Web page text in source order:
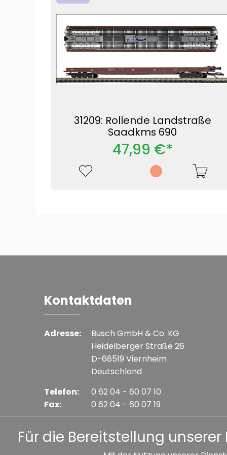
31209: Rollende Landstraße
Saadkms 690
47,99 €*
Kontaktdaten
Adresse:
Busch GmbH & Co. KG
Heidelberger Straße 26
D-68519 Viernheim
Deutschland
Telefon:
Fax:
0 62 04 - 60 07 10
0 62 04 - 60 07 19
Für die Bereitstellung